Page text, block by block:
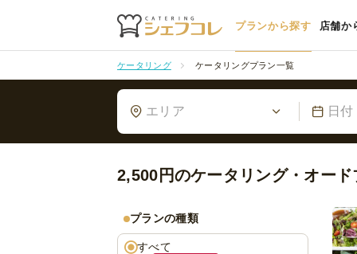
プランから探す 店舗か
ケータリング ケータリングプラン一覧
エリア 日付
2,500円のケータリング・オー
プランの種類
すべて